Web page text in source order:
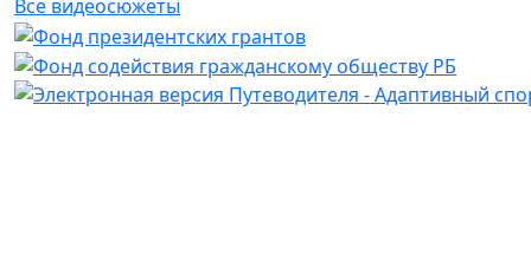
Все видеосюжеты